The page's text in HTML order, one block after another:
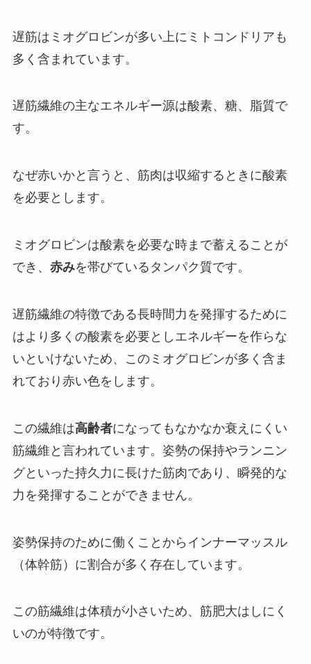
遅筋は ミオグロビンが多い上に ミトコンドリア も
多く含まれています。
遅筋繊維の主なエネルギー源は酸素、 糖、 脂質で
す。
なぜ赤いかと言うと、 筋肉は収縮するときに酸素
を必要とします。
ミオグロビンは酸素を必要な時まで蓄える ことが
でき、 赤みを帯びているタンパク質です。
遅筋繊維の特徴である長時間力を発揮するために
はより多くの酸素を必要としエネルギーを作らな
いといけないため、このミオグロビンが多く含ま
れており赤い色をします。
この繊維は高齢者になってもなかなか衰えにくい
筋繊維 と言われています。 姿勢の保持やランニン
グといった持久力に長けた筋肉であり、 瞬発的な
力を発揮することができません。
姿勢保持のために働くことから インナーマッスル
（体幹筋） に割合が多く存在しています。
この筋繊維は体積が小さいため、筋肥大はしにく
いのが特徴です。